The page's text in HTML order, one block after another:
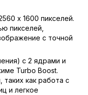
x 1600 пикселей.
пикселей,
с точной
с 2 ядрами и
Turbo Boost.
как работа с
и легкое